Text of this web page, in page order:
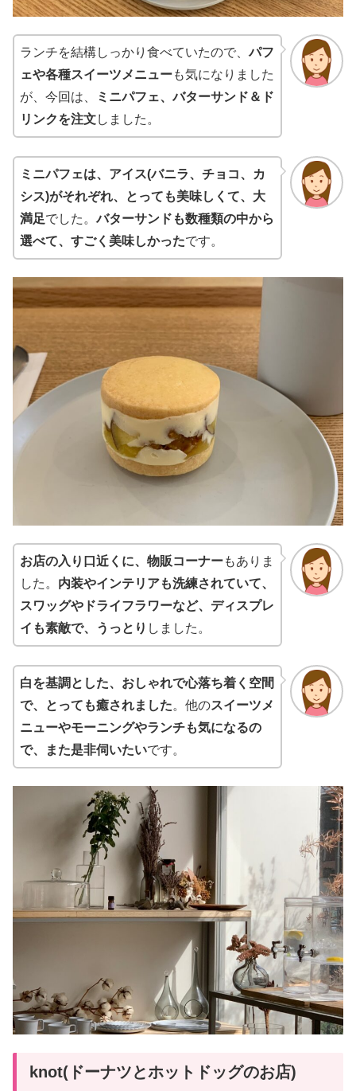
ランチを結構しっかり食べていたので、パフ
ェや各種スイーツメニューも気になりました
が、今回は、
ミニパフェ、バターサンド＆ド
リンクを注文しました。
ミニパフェは、アイス(バニラ、チョコ、カ
シス)がそれぞれ、とっても美味しくて、大
満足でした。バターサンドも数種類の中から
選べて、すごく美味しかったです。
お店の入り口近くに、物販コーナーもありま
した。 内装やインテリアも洗練されていて、
スワッグやドライフラワーなど、ディスプレ
イも素敵で、うっとり しました。
白を基調とした、おしゃれで心落ち着く空間
で、とっても癒されました。他のスイーツメ
ニューやモーニングやランチも気になるの
で、また是非伺いたいです。
knot(ドーナツとホットドッグのお店)